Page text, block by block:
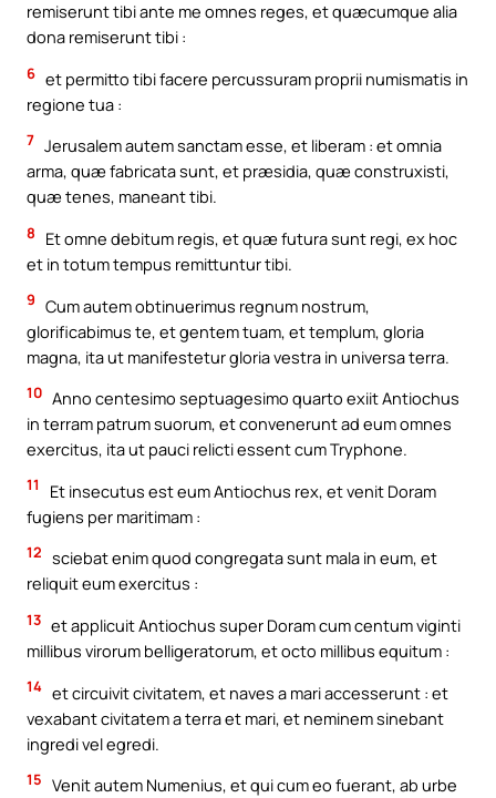
remiserunt tibi ante me omnes reges, et quæcumque alia
dona remiserunt tibi :
6 et permitto tibi facere percussuram proprii numismatis in
regione tua :
7 Jerusalem autem sanctam esse, et liberam : et omnia
arma, quæ fabricata sunt, et præsidia, quæ construxisti,
quæ tenes, maneant tibi.
8
Et omne debitum regis, et quæ futura sunt regi, ex hoc
et in totum tempus remittuntur tibi.
9 Cum autem obtinuerimus regnum nostrum,
glorificabimus te, et gentem tuam, et templum, gloria
magna, ita ut manifestetur gloria vestra in universa terra.
10 Anno centesimo septuagesimo quarto exiit Antiochus
in terram patrum suorum, et convenerunt ad eum omnes
exercitus, ita ut pauci relicti essent cum Tryphone.
11
Et insecutus est eum Antiochus rex, et venit Doram
fugiens per maritimam :
12 sciebat enim quod congregata sunt mala in eum, et
reliquit eum exercitus :
13 et applicuit Antiochus super Doram cum centum viginti
millibus virorum belligeratorum, et octo millibus equitum :
14 et circuivit civitatem, et naves a mari accesserunt : et
vexabant civitatem a terra et mari, et neminem sinebant
ingredi vel egredi.
15 Venit autem Numenius, et qui cum eo fuerant, ab urbe